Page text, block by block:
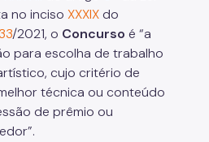
no inciso XXXIXdo
/2021, o Concurso é “a
para escolha de trabalho
cujo critério de
técnica ou conteúdo
de prêmio ou